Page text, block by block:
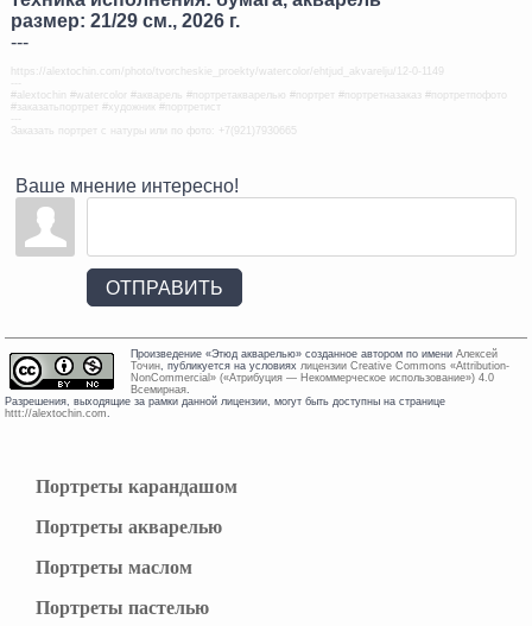
размер: 21/29 см., 2026 г.
---
https://alextochin.com/photo/tvorcheskie_proekty/watercolor/ehtjud_akvarelju/12-0-1149
#alextochin #watercolor #акварель #портретакварелью #портрет #портретназаказ #портретпофото
#заказатьпортрет #художник #портретист
Заказать портрет с натуры или по фото: +7(921)7930665
Ваше мнение интересно!
ОТПРАВИТЬ
Произведение «Этюд акварелью» созданное автором по имениАлексей
Точин , публикуется на условиях лицензии Creative Commons «Attribution-
NonCommercial» («Атрибуция — Некоммерческое использование») 4.0
Всемирная
Разрешения, выходящие за рамки данной лицензии, могут быть доступны на странице
httt://alextochin.com
Портреты карандашом
Портреты акварелью
Портреты маслом
Портреты пастелью